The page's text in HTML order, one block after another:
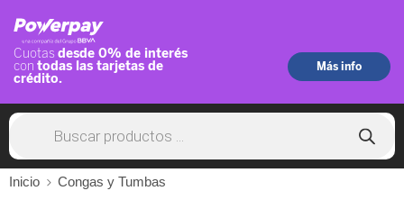
Inicio Congas y Tumbas